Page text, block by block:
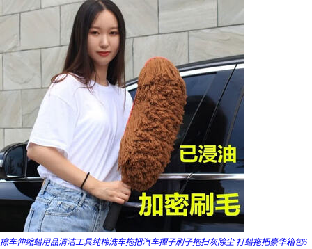
擦车伸缩蜡用品清洁工具纯棉洗车拖把汽车撢子刷子拖扫灰除尘 打蜡拖把豪华箱包6